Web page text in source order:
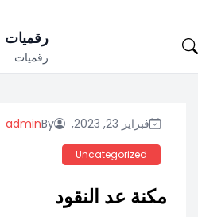
to
رقميات
رقميات
فبراير 23, 2023, By
admin
Uncategorized
مكنة عد النقود